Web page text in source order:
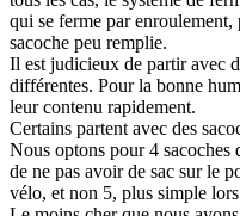
qui se ferme par
sacoche peu remplie.
Il est judicieux de partir avec
différentes. Pour la bonne
leur contenu rapidement.
Certains partent avec des
Nous optons pour 4 sacoches
de ne pas avoir de sac sur le
vélo, et non 5, plus simple